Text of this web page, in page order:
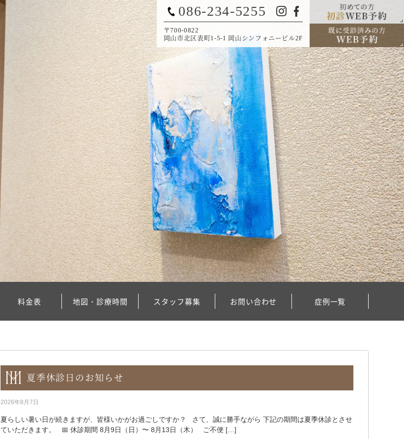
086-234-5255
〒700-0822
岡山市北区表町1-5-1 岡山シンフォニービル2F
料金表 地図・診療時間 スタッフ募集 お問い合わせ 症例一覧
夏季休診日のお知らせ
2026年8月7日
夏らしい暑い日が続きますが、皆様いかがお過ごしですか？ さて、誠に勝手ながら 下記の期間は夏季休診とさせ
ていただきます。 📅 休診期間 8月9日（日）〜 8月13日（木） ご不便 […]